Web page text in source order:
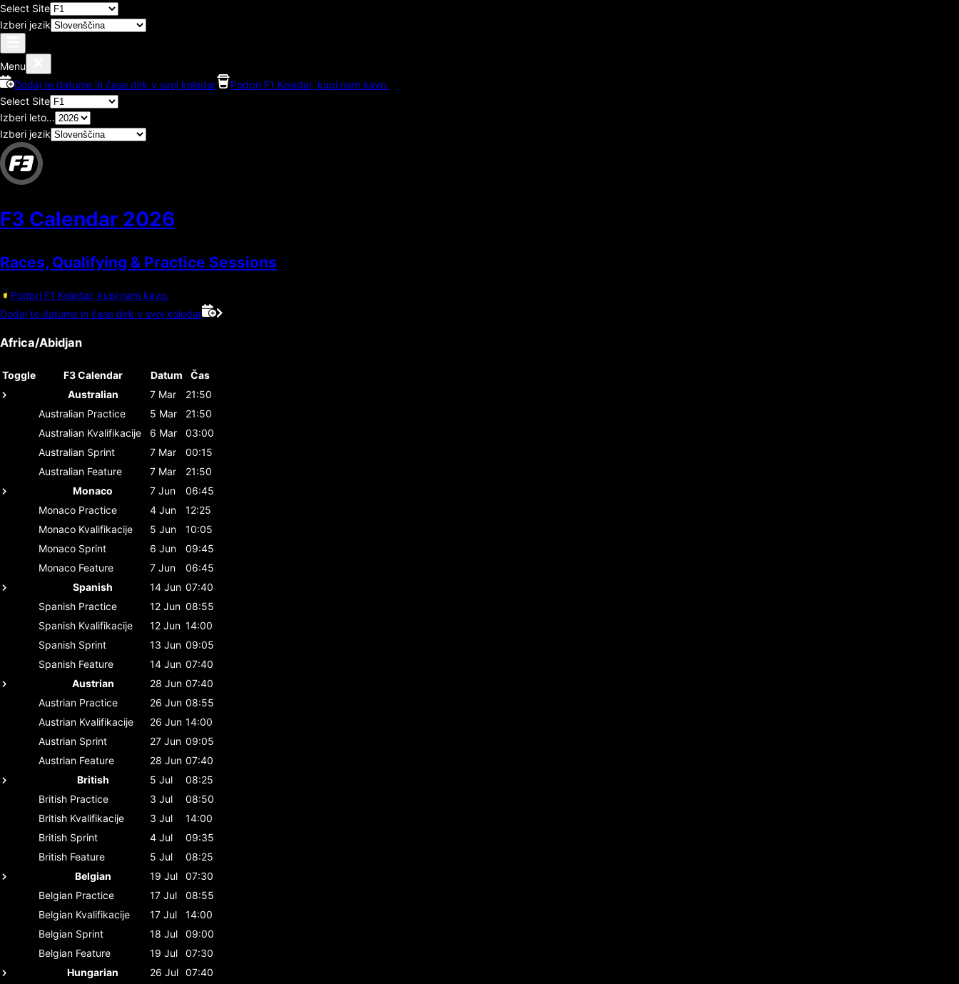
Select Site
Izberi jezik
Menu
Dodaj te datume in čase dirk v svoj koledar
Podpri F1 Koledar, kupi nam kavo.
Select Site
Izberi leto...
Izberi jezik
F3 Calendar 2026
Races, Qualifying & Practice Sessions
Podpri F1 Koledar, kupi nam kavo.
Dodaj te datume in čase dirk v svoj koledar
Africa/Abidjan
Toggle F3 Calendar Datum
Čas
Australian
7 Mar
21:50
Australian Practice 5 Mar
21:50
Australian Kvalifikacije 6 Mar
03:00
Australian Sprint 7 Mar
00:15
Australian Feature 7 Mar
21:50
Monaco
7 Jun
06:45
Monaco Practice 4 Jun
12:25
Monaco Kvalifikacije 5 Jun
10:05
Monaco Sprint 6 Jun
09:45
Monaco Feature 7 Jun
06:45
Spanish
14 Jun 07:40
Spanish Practice 12 Jun 08:55
Spanish Kvalifikacije 12 Jun 14:00
Spanish Sprint 13 Jun 09:05
Spanish Feature 14 Jun 07:40
Austrian
28 Jun 07:40
Austrian Practice 26 Jun 08:55
Austrian Kvalifikacije 26 Jun 14:00
Austrian Sprint 27 Jun 09:05
Austrian Feature 28 Jun 07:40
British
5 Jul
08:25
British Practice 3 Jul
08:50
British Kvalifikacije 3 Jul
14:00
British Sprint 4 Jul
09:35
British Feature 5 Jul
08:25
Belgian
19 Jul
07:30
Belgian Practice 17 Jul
08:55
Belgian Kvalifikacije 17 Jul
14:00
Belgian Sprint 18 Jul
09:00
Belgian Feature 19 Jul
07:30
Hungarian
26 Jul 07:40